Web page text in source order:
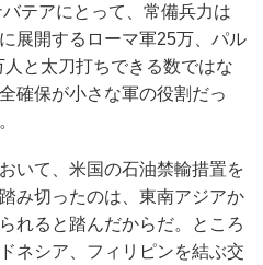
テアにとって、常備兵力は
展開するローマ軍25万、パル
と太刀打ちできる数ではな
確保が小さな軍の役割だっ
いて、米国の石油禁輸措置を
み切ったのは、東南アジアか
れると踏んだからだ。ところ
ネシア、フィリピンを結ぶ交